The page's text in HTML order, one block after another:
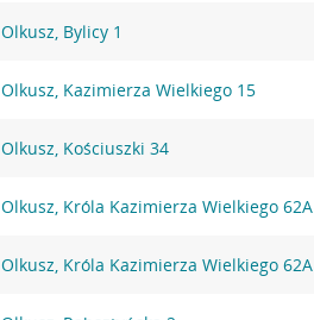
Olkusz, Bylicy 1
Olkusz, Kazimierza Wielkiego 15
Olkusz, Kościuszki 34
Olkusz, Króla Kazimierza Wielkiego 62A
Olkusz, Króla Kazimierza Wielkiego 62A